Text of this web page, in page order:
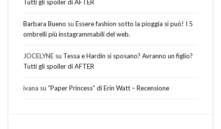
Tutti gli spoiler di AFTER
Barbara Bueno su Essere fashion sotto la pioggia si può! I 5
ombrelli più instagrammabili del web.
JOCELYNE su Tessa e Hardin si sposano? Avranno un figlio?
Tutti gli spoiler di AFTER
ivana su “Paper Princess” di Erin Watt – Recensione